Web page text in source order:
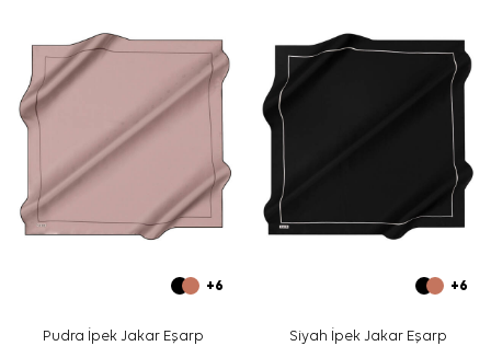
Bakım
Yıkama ve bakım için ürün etiketindeki talimatları
izleyiniz. İpek ve hassas eşarp bakımında, uygun
durumlardaAker İpek Eşarp Şampuanı
yapabilirsiniz.
Sıkça Sorulan Sorular
Vizon Krep Saten Kare Geometrik Desenli Eşarp ölçüsü
nedir?
Deseni nasıl bir görünüme sahiptir?
Bu eşarp günlük kullanıma uygun mu?
+6
Pudra İpek Jakar Eşarp
+6
Siyah İpek Jakar Eşarp